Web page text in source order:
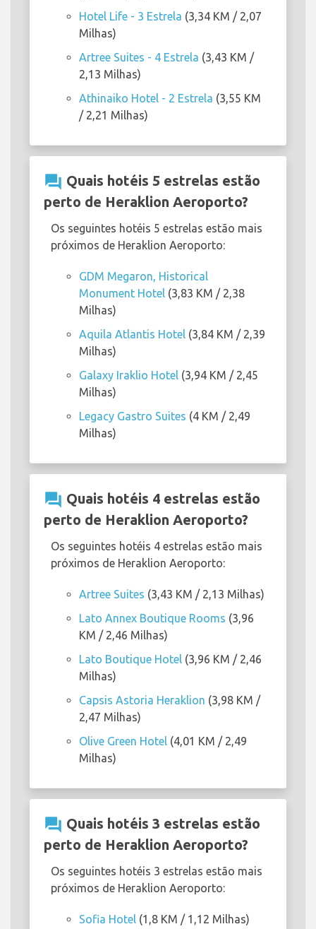
Hotel Life - 3 Estrela (3,34 KM / 2,07
Milhas)
Artree Suites - 4 Estrela (3,43 KM /
2,13 Milhas)
Athinaiko Hotel - 2 Estrela (3,55 KM
/ 2,21 Milhas)
question_answer Quais hotéis 5 estrelas estão
perto de Heraklion Aeroporto?
Os seguintes hotéis 5 estrelas estão mais
próximos de Heraklion Aeroporto:
GDM Megaron, Historical
Monument Hotel (3,83 KM / 2,38
Milhas)
Aquila Atlantis Hotel (3,84 KM / 2,39
Milhas)
Galaxy Iraklio Hotel (3,94 KM / 2,45
Milhas)
Legacy Gastro Suites (4 KM / 2,49
Milhas)
question_answer Quais hotéis 4 estrelas estão
perto de Heraklion Aeroporto?
Os seguintes hotéis 4 estrelas estão mais
próximos de Heraklion Aeroporto:
Artree Suites (3,43 KM / 2,13 Milhas)
Lato Annex Boutique Rooms (3,96
KM / 2,46 Milhas)
Lato Boutique Hotel (3,96 KM / 2,46
Milhas)
Capsis Astoria Heraklion (3,98 KM /
2,47 Milhas)
Olive Green Hotel (4,01 KM / 2,49
Milhas)
question_answer Quais hotéis 3 estrelas estão
perto de Heraklion Aeroporto?
Os seguintes hotéis 3 estrelas estão mais
próximos de Heraklion Aeroporto:
Sofia Hotel (1,8 KM / 1,12 Milhas)